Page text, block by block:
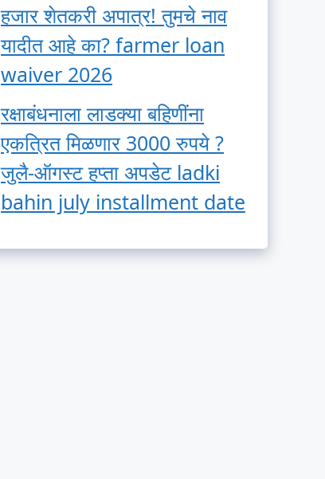
हजार शेतकरी अपात्र! तुमचे नाव
यादीत आहे का? farmer loan
waiver 2026
रक्षाबंधनाला लाडक्या बहिणींना
एकत्रित मिळणार 3000 रुपये ?
जुलै-ऑगस्ट हप्ता अपडेट ladki
bahin july installment date